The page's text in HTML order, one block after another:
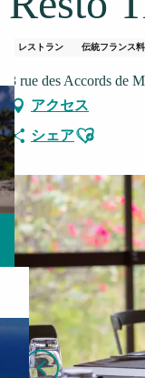
レストラン 伝統フランス
3 rue des Accords de
アクセス
シェアAjouter aux